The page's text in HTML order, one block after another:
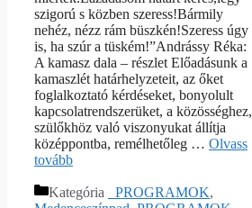
szigorú s közben szeress!Bármily
nehéz, nézz rám büszkén!Szeress úgy
is, ha szúr a tüském!”Andrássy Réka:
A kamasz dala – részlet Előadásunk a
kamaszlét határhelyzeteit, az őket
foglalkoztató kérdéseket, bonyolult
kapcsolatrendszerüket, a közösséghez,
szülőkhöz való viszonyukat állítja
középpontba, remélhetőleg … Olvass
tovább
Kategória _PROGRAMOK,